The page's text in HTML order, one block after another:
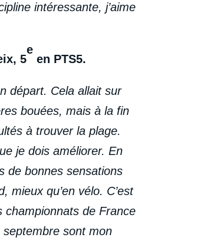
intéressante, j’aime
5
e
en PTS5.
départ. Cela allait sur
bouées, mais à la fin
à trouver la plage.
je dois améliorer. En
de bonnes sensations
mieux qu’en vélo. C’est
championnats de France
sont mon